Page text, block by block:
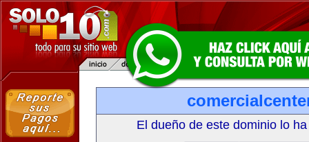
El dueño de este dominio lo